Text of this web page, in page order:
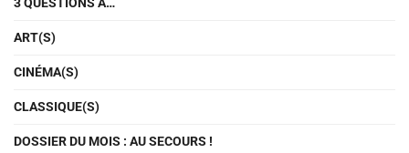
ART(S)
CINÉMA(S)
CLASSIQUE(S)
DOSSIER DU MOIS : AU SECOURS !